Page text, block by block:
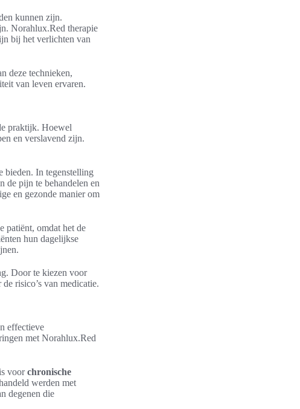
kunnen zijn.
Norahlux.Red therapie
bij het verlichten van
deze technieken,
van leven ervaren.
praktijk. Hoewel
en verslavend zijn.
bieden. In tegenstelling
de pijn te behandelen en
en gezonde manier om
patiënt, omdat het de
hun dagelijkse
Door te kiezen voor
risico’s van medicatie.
effectieve
met Norahlux.Red
voorchronische
werden met
degenen die